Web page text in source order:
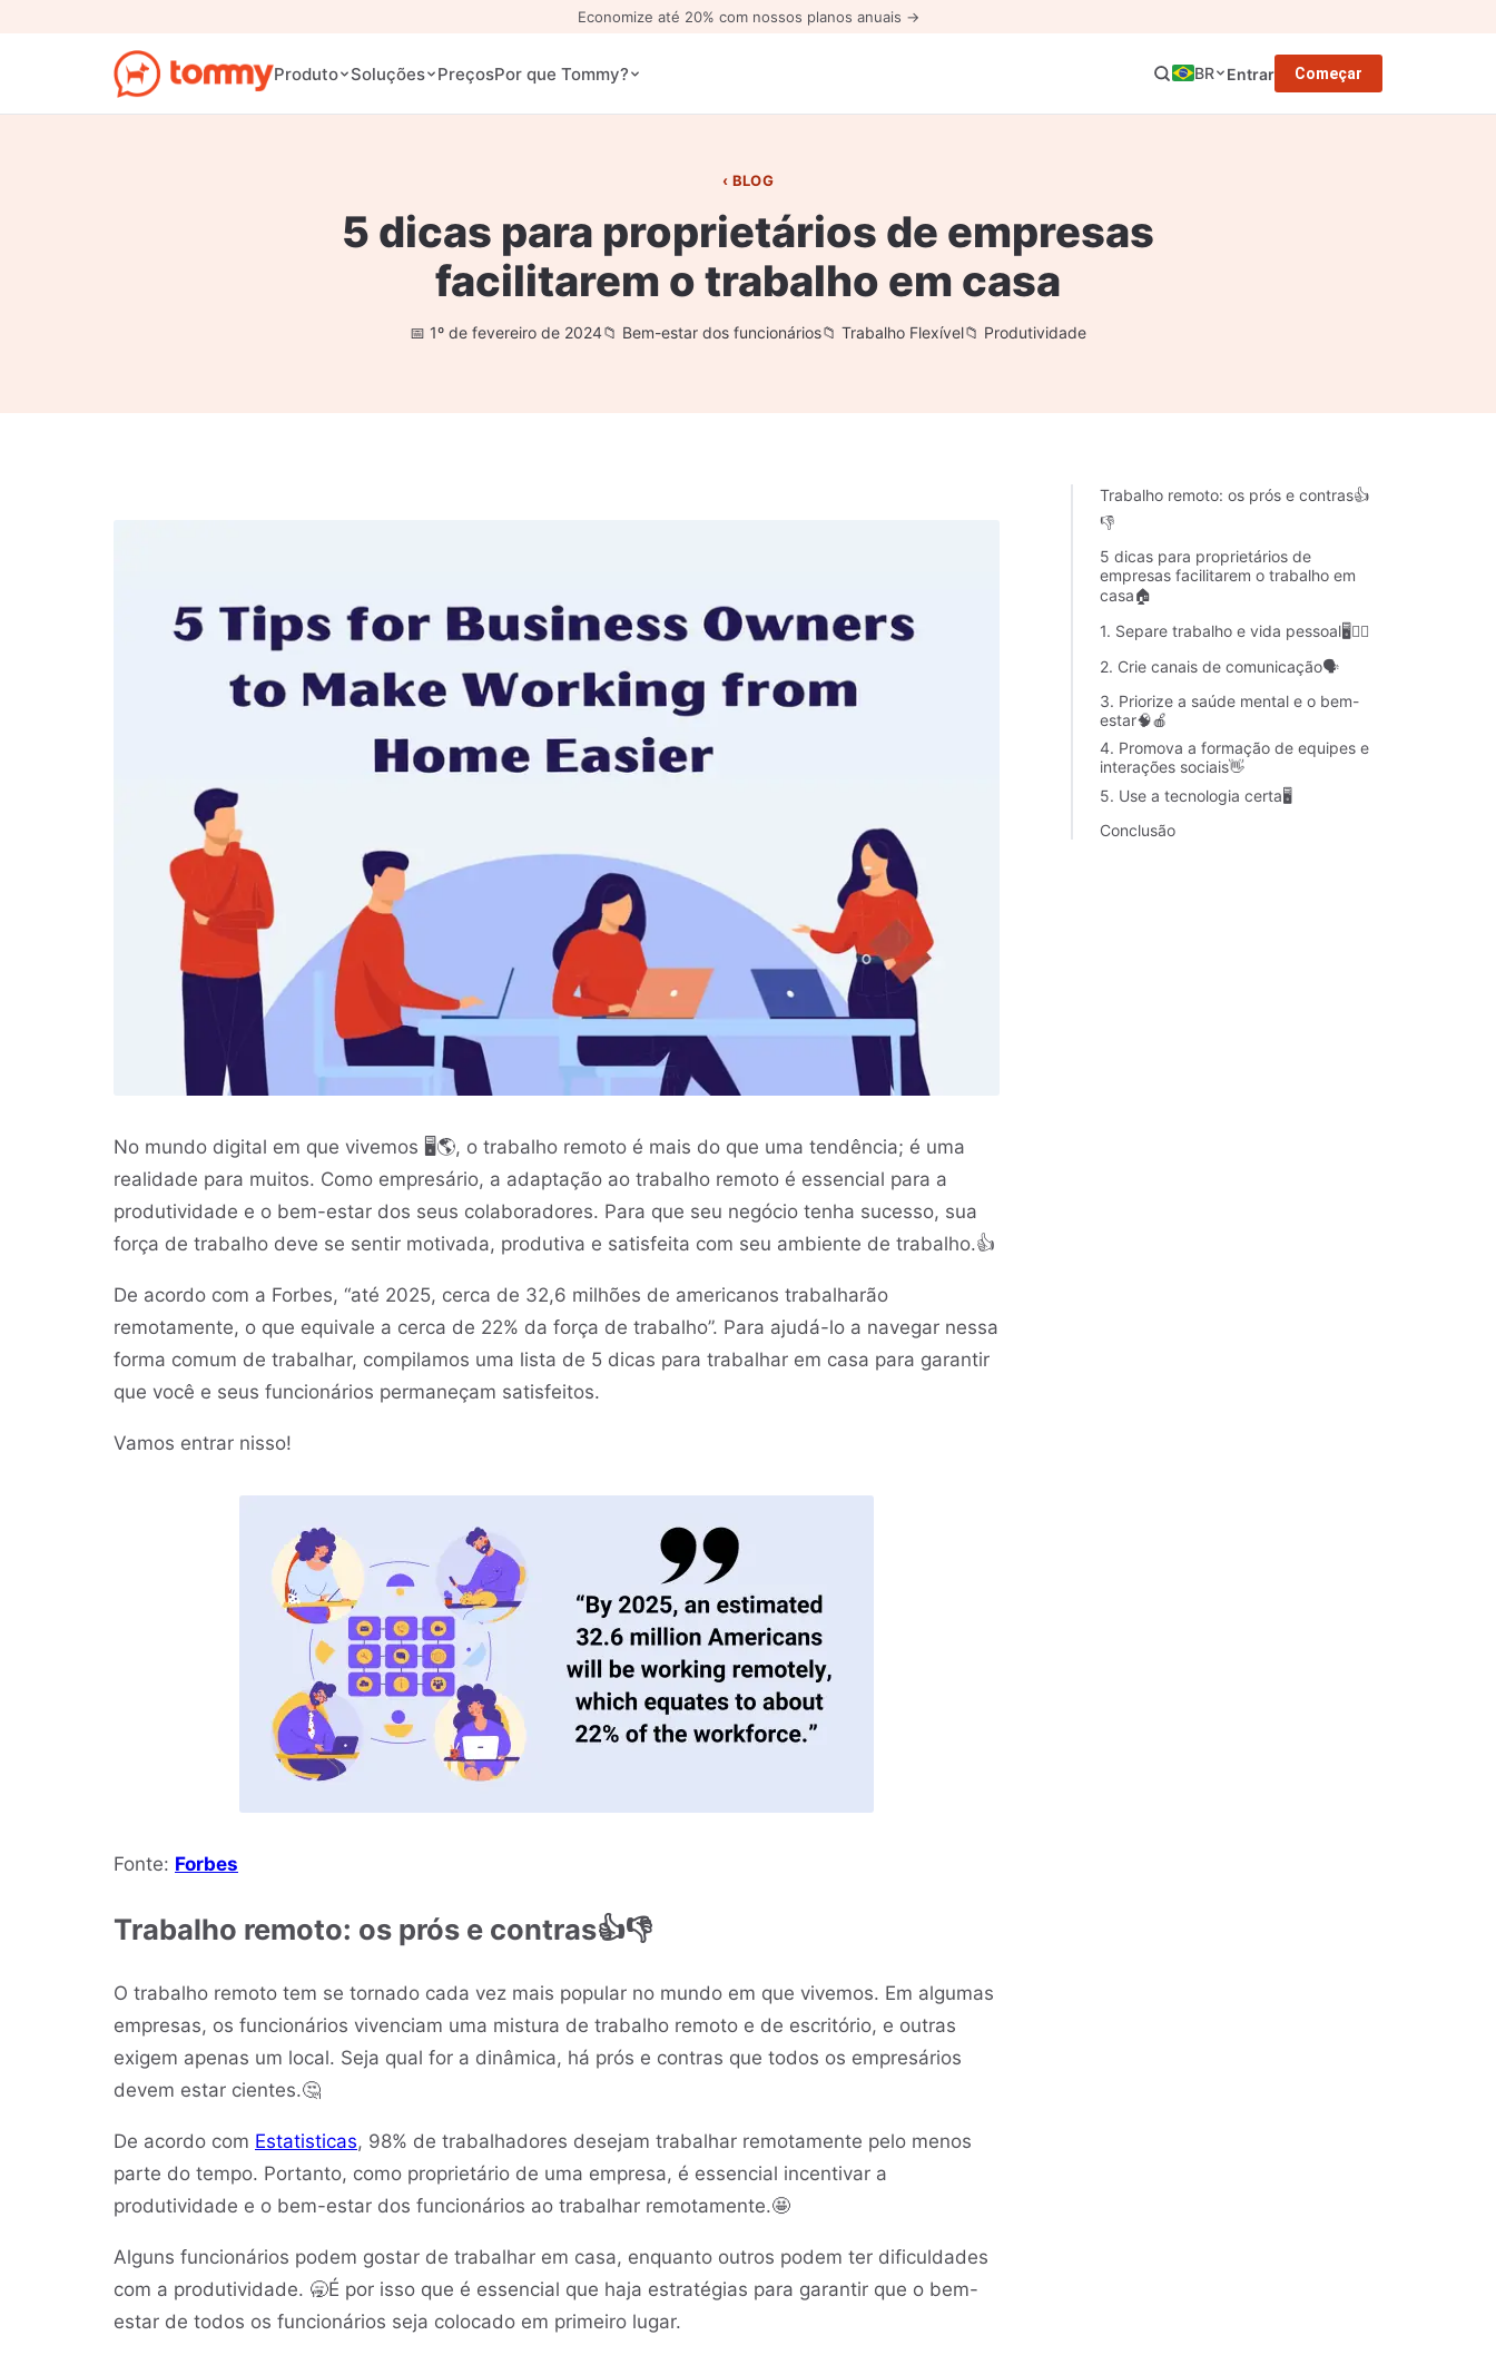
Economize até 20% com nossos planos anuais →
Produto Soluções PreçosPor que Tommy? BR Entrar Começar
BLOG
5 dicas para proprietários de empresas
facilitarem o trabalho em casa
1º de fevereiro de 2024 Bem-estar dos funcionários Trabalho Flexível Produtividade
No mundo digital em que vivemos 🖥🌎, o trabalho remoto é mais do que uma tendência; é uma
realidade para muitos. Como empresário, a adaptação ao trabalho remoto é essencial para a
produtividade e o bem-estar dos seus colaboradores. Para que seu negócio tenha sucesso, sua
força de trabalho deve se sentir motivada, produtiva e satisfeita com seu ambiente de trabalho.👍
De acordo com a Forbes, “até 2025, cerca de 32,6 milhões de americanos trabalharão
remotamente, o que equivale a cerca de 22% da força de trabalho”. Para ajudá-lo a navegar nessa
forma comum de trabalhar, compilamos uma lista de 5 dicas para trabalhar em casa para garantir
que você e seus funcionários permaneçam satisfeitos.
Vamos entrar nisso!
Fonte: Forbes
Trabalho remoto: os prós e contras👍👎
O trabalho remoto tem se tornado cada vez mais popular no mundo em que vivemos. Em algumas
empresas, os funcionários vivenciam uma mistura de trabalho remoto e de escritório, e outras
exigem apenas um local. Seja qual for a dinâmica, há prós e contras que todos os empresários
devem estar cientes.🤔
De acordo com Estatisticas, 98% de trabalhadores desejam trabalhar remotamente pelo menos
parte do tempo. Portanto, como proprietário de uma empresa, é essencial incentivar a
produtividade e o bem-estar dos funcionários ao trabalhar remotamente.🤩
Alguns funcionários podem gostar de trabalhar em casa, enquanto outros podem ter dificuldades
com a produtividade. 🥱É por isso que é essencial que haja estratégias para garantir que o bem-
estar de todos os funcionários seja colocado em primeiro lugar.
Trabalho remoto: os prós e contras👍
👎
5 dicas para proprietários de
empresas facilitarem o trabalho em
casa🏠
1. Separe trabalho e vida pessoal🖥🙎‍♂️
2. Crie canais de comunicação🗣
3. Priorize a saúde mental e o bem-
estar🧠🍎
4. Promova a formação de equipes e
interações sociais👋
5. Use a tecnologia certa🖥
Conclusão